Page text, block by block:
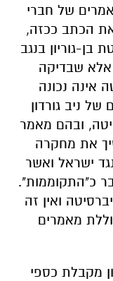
של חברי
הכתב ככזה,
בן-גוריון בנגב
שבדיקה
אינה נכונה
ניב גורדון
ובהם מאמר
הוא ממשיך את מחקרה
ישראל ואשר
ה-7 באוקטובר כ"התקוממות".
ואין זה
מאמרים
מקבלת כספי